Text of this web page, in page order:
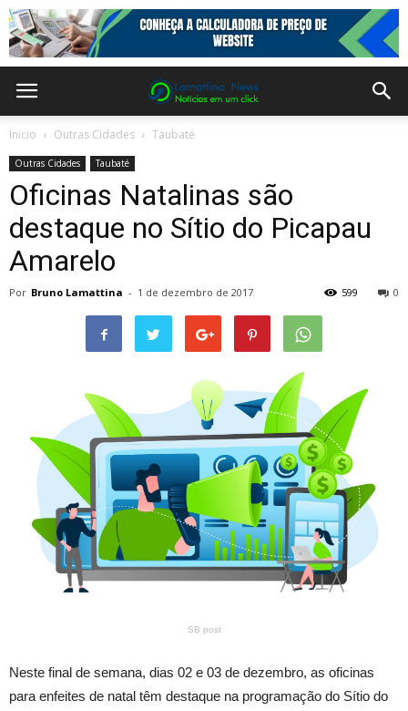
Inicio Outras Cidades Taubaté
Outras Cidades Taubaté
Oficinas Natalinas são
destaque no Sítio do Picapau
Amarelo
Por Bruno Lamattina - 1 de dezembro de 2017 0
599
SB post
Neste final de semana, dias 02 e 03 de dezembro, as oficinas
para enfeites de natal têm destaque na programação do Sítio do